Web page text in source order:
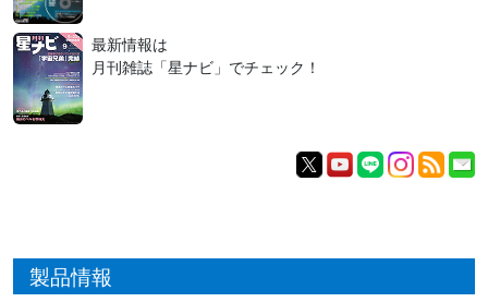
最新情報は
月刊雑誌「星ナビ」でチェック！
製品情報